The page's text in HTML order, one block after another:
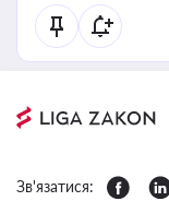
Зв'язатися: